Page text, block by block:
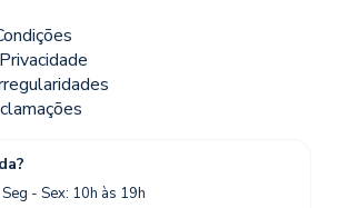
Seg - Sex: 10h às 19h